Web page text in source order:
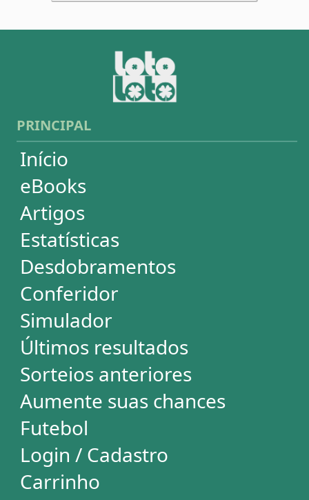
Últimos resultados
Sorteios anteriores
Aumente suas chances
Login / Cadastro
Carrinho
SORTEIOS
Mega-Sena
Lotofácil
Quina
+Milionária
Dia de Sorte
Super Sete
Timemania
Dupla-Sena
Lotomania
Loteria Federal
Loteca
Lotogol